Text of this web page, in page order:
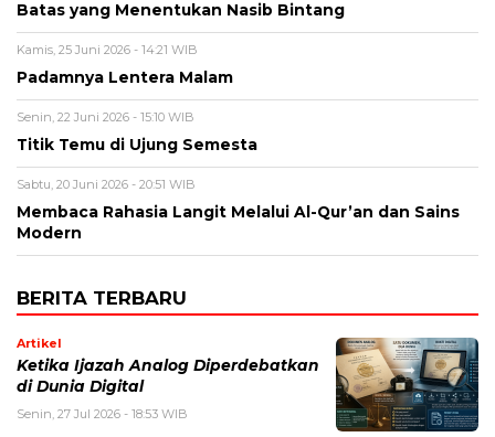
Batas yang Menentukan Nasib Bintang
Kamis, 25 Juni 2026 - 14:21 WIB
Padamnya Lentera Malam
Senin, 22 Juni 2026 - 15:10 WIB
Titik Temu di Ujung Semesta
Sabtu, 20 Juni 2026 - 20:51 WIB
Membaca Rahasia Langit Melalui Al-Qur’an dan Sains
Modern
BERITA TERBARU
Artikel
Ketika Ijazah Analog Diperdebatkan
di Dunia Digital
Senin, 27 Jul 2026 - 18:53 WIB